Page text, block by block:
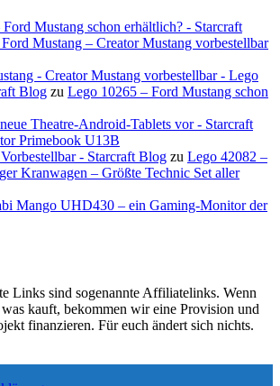
Mustang schon erhältlich? - Starcraft
Mustang – Creator Mustang vorbestellbar
- Creator Mustang vorbestellbar - Lego
Blog zu Lego 10265 – Ford Mustang schon
Theatre-Android-Tablets vor - Starcraft
Primebook U13B
- Starcraft Blog zu Lego 42082 –
Kranwagen – Größte Technic Set aller
Mango UHD430 – ein Gaming-Monitor der
Links sind sogenannte Affiliatelinks. Wenn
kauft, bekommen wir eine Provision und
finanzieren. Für euch ändert sich nichts.